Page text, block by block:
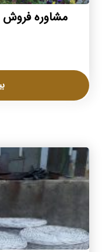
مشاوره